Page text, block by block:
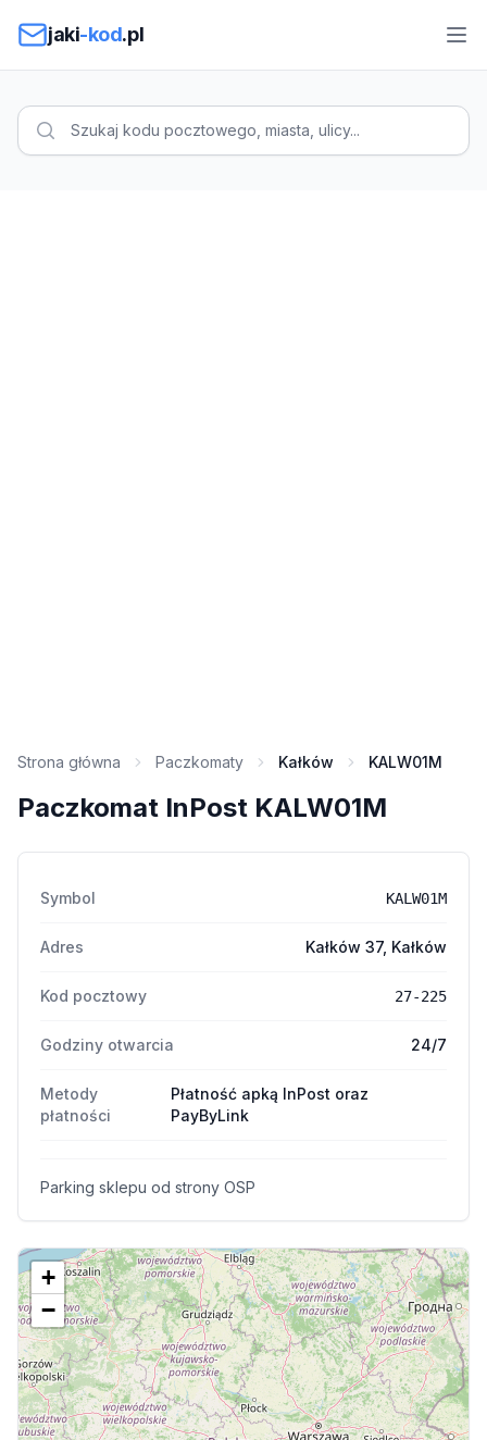
jaki-kod.pl
Strona główna Paczkomaty Kałków KALW01M
Paczkomat InPost KALW01M
Symbol KALW01M
Adres Kałków 37, Kałków
Kod pocztowy 27-225
Godziny otwarcia 24/7
Metody
płatności
Płatność apką InPost oraz
PayByLink
Parking sklepu od strony OSP
+
−